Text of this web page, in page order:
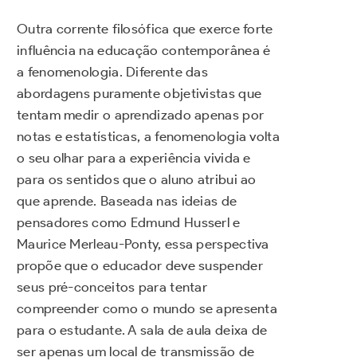
Outra corrente filosófica que exerce forte
influência na educação contemporânea é
a fenomenologia. Diferente das
abordagens puramente objetivistas que
tentam medir o aprendizado apenas por
notas e estatísticas, a fenomenologia volta
o seu olhar para a experiência vivida e
para os sentidos que o aluno atribui ao
que aprende. Baseada nas ideias de
pensadores como Edmund Husserl e
Maurice Merleau-Ponty, essa perspectiva
propõe que o educador deve suspender
seus pré-conceitos para tentar
compreender como o mundo se apresenta
para o estudante. A sala de aula deixa de
ser apenas um local de transmissão de